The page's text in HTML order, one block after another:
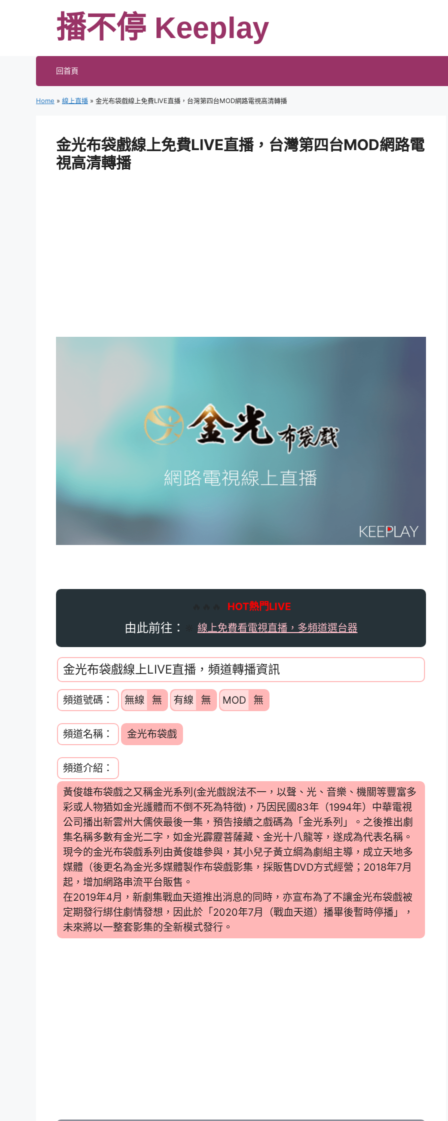
播不停 Keeplay
回首頁
Home » 線上直播 » 金光布袋戲線上免費LIVE直播，台灣第四台MOD網路電視高清轉播
金光布袋戲線上免費LIVE直播，台灣第四台MOD網路電
視高清轉播
HOT熱門LIVE
由此前往： 線上免費看電視直播，多頻道選台器
金光布袋戲線上LIVE直播，頻道轉播資訊
頻道號碼： 無線 無 有線 無 MOD 無
頻道名稱： 金光布袋戲
頻道介紹：
黃俊雄布袋戲之又稱金光系列(金光戲說法不一，以聲、光、音樂、機關等豐富多
彩或人物猶如金光護體而不倒不死為特徵)，乃因民國83年（1994年）中華電視
公司播出新雲州大儒俠最後一集，預告接續之戲碼為「金光系列」。之後推出劇
集名稱多數有金光二字，如金光霹靂菩薩藏、金光十八龍等，遂成為代表名稱。
現今的金光布袋戲系列由黃俊雄參與，其小兒子黃立綱為劇組主導，成立天地多
媒體（後更名為金光多媒體製作布袋戲影集，採販售DVD方式經營；2018年7月
起，增加網路串流平台販售。
在2019年4月，新劇集戰血天道推出消息的同時，亦宣布為了不讓金光布袋戲被
定期發行綁住劇情發想，因此於「2020年7月（戰血天道）播畢後暫時停播」，
未來將以一整套影集的全新模式發行。